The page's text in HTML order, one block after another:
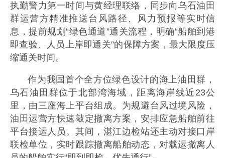
执勤警力第一时间与黄经理联络，同步向乌石油田
群运营方精准推送台风路径、风力预报等实时信
息，提前规划“绿色通道”通关流程，明确“船舶到港
即查验、人员上岸即通关”的保障方案，最大限度压
缩通关时间。
作为我国首个全方位绿色设计的海上油田群，
乌石油田群位于北部湾海域，距离海岸线近23公
里，由三座海上平台组成。为规避台风过境风险，
油田运营方快速敲定撤离方案，安排应急船舶前往
平台接运人员。其间，湛江边检站还主动对接口岸
联检单位，实时跟踪撤离船舶动态，对载运撤离人